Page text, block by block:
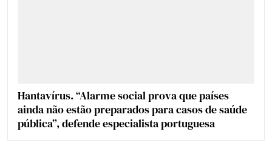
Hantavírus. “Alarme social prova que países
ainda não estão preparados para casos de saúde
pública”, defende especialista portuguesa